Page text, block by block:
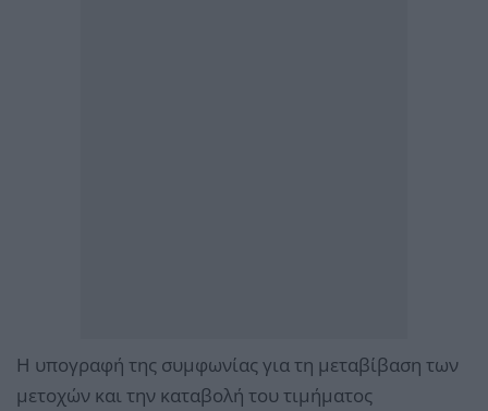
Η υπογραφή της συμφωνίας για τη μεταβίβαση των
μετοχών και την καταβολή του τιμήματος